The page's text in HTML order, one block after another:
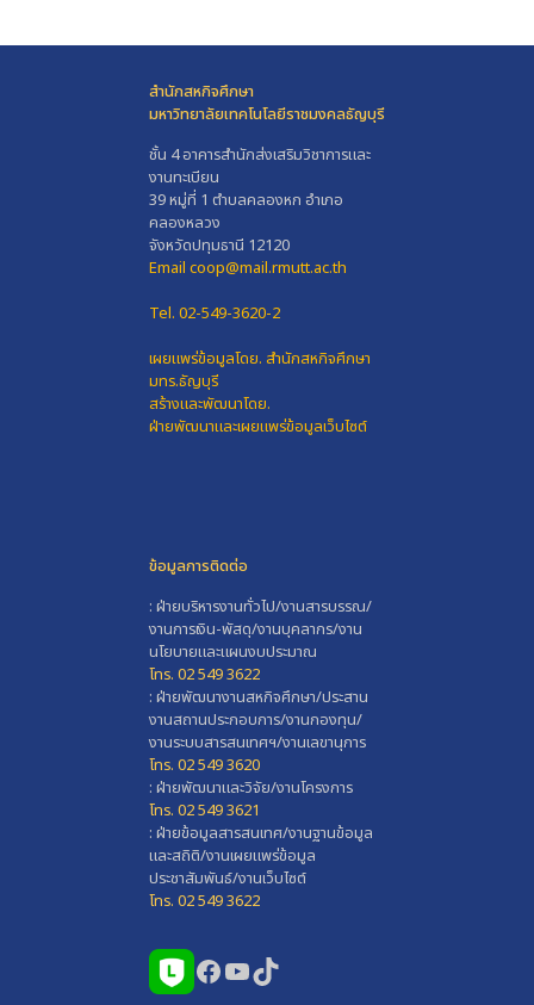
สำนักสหกิจศึกษา
มหาวิทยาลัยเทคโนโลยีราชมงคลธัญบุรี
ชั้น 4 อาคารสำนักส่งเสริมวิชาการและ
งานทะเบียน
39 หมู่ที่ 1 ตำบลคลองหก อำเภอ
คลองหลวง
จังหวัดปทุมธานี 12120
Email coop@mail.rmutt.ac.th
Tel. 02-549-3620-2
เผยแพร่ข้อมูลโดย. สำนักสหกิจศึกษา
มทร.ธัญบุรี
สร้างและพัฒนาโดย.
ฝ่ายพัฒนาและเผยแพร่ข้อมูลเว็บไซต์
ข้อมูลการติดต่อ
: ฝ่ายบริหารงานทั่วไป/งานสารบรรณ/
งานการเงิน-พัสดุ/งานบุคลากร/งาน
นโยบายและแผนงบประมาณ
โทร. 02 549 3622
: ฝ่ายพัฒนางานสหกิจศึกษา/ประสาน
งานสถานประกอบการ/งานกองทุน/
งานระบบสารสนเทศฯ/งานเลขานุการ
โทร. 02 549 3620
: ฝ่ายพัฒนาและวิจัย/งานโครงการ
โทร. 02 549 3621
: ฝ่ายข้อมูลสารสนเทศ/งานฐานข้อมูล
และสถิติ/งานเผยแพร่ข้อมูล
ประชาสัมพันธ์/งานเว็บไซต์
โทร. 02 549 3622
Facebook
YouTube
TikTok